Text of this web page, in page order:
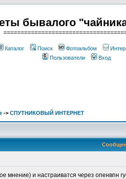
бывалого
Каталог Поиск Фотоальбом
Пользователи
Вход
-> СПУТНИКОВЫЙ ИНТЕРНЕТ
мнение) и настраиватся через